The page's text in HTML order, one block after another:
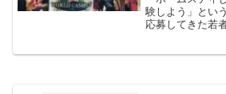
験しよう」とい
応募してきた若